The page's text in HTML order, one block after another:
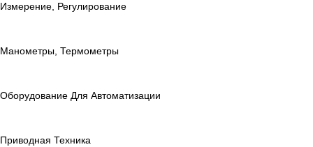
Измерение, Регулирование
Манометры, Термометры
Оборудование Для Автоматизации
Приводная Техника